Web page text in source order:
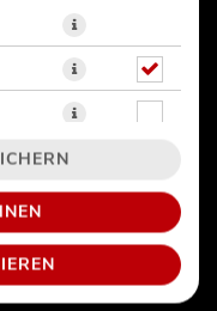
Chilisauce